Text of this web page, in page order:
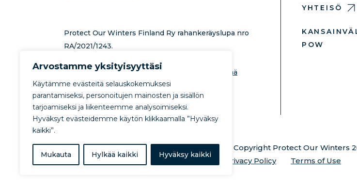
Arvostamme yksityisyyttäsi
Käytämme evästeitä selauskokemuksesi
parantamiseksi, personoitujen mainosten ja sisällön
tarjoamiseksi ja liikenteemme analysoimiseksi.
Hyväksyt evästeidemme käytön klikkaamalla ”Hyväksy
kaikki”.
Mukauta Hylkää kaikki Hyväksy kaikki
Protect Our Winters Finland Ry rahankeräyslupa nro
RA/2021/1243.
rahankeräystilille:FI0457800720607915.
Lue lisää
lahjoitusmahdollisuuksista.
YHTEISÖ
POW
© Copyright Protect Our Winters
Privacy Policy
Terms of Use